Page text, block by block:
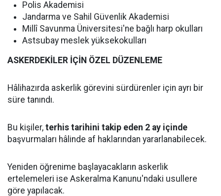
Polis Akademisi
Jandarma ve Sahil Güvenlik Akademisi
Millî Savunma Üniversitesi'ne bağlı harp okulları
Astsubay meslek yüksekokulları
ASKERDEKİLER İÇİN ÖZEL DÜZENLEME
Hâlihazırda askerlik görevini sürdürenler için ayrı bir
süre tanındı.
Bu kişiler, terhis tarihini takip eden 2 ay içinde
başvurmaları hâlinde af haklarından yararlanabilecek.
Yeniden öğrenime başlayacakların askerlik
ertelemeleri ise Askeralma Kanunu'ndaki usullere
göre yapılacak.